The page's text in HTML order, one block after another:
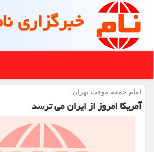
خبرگزاری
امام جمعه موقت تهران:
آمریکا امروز از ایران می ترسد